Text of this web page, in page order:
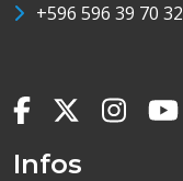
+596 596 39 70 32
Infos